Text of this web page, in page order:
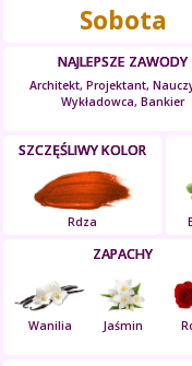
Sobota
NAJLEPSZE ZAWODY
Architekt, Projektant,
Wykładowca, Bankier
SZCZĘŚLIWY KOLOR
Rdza
ZAPACHY
Wanilia Jaśmin